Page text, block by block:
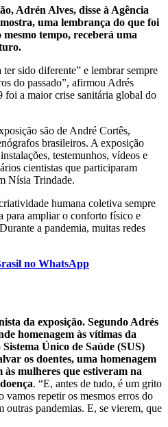
Adrén Alves, disse à Agência
uma lembrança do que foi
tempo, receberá uma
ter sido diferente” e lembrar sempre
do passado”, afirmou Adrés
a maior crise sanitária global do
são de André Cortês,
brasileiros. A exposição
testemunhos, vídeos e
cientistas que participaram
Nísia Trindade.
humana coletiva sempre
para ampliar o conforto físico e
a pandemia, muitas redes
no WhatsApp
da exposição. Segundo Adrés
homenagem às vítimas da
Único de Saúde (SUS)
os doentes, uma homenagem
às mulheres que estiveram na
. “E, antes de tudo, é um grito
vamos repetir os mesmos erros do
outras pandemias. E, se vierem, que